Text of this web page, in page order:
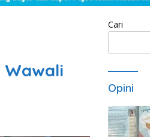
Wawali
Cari
Opini